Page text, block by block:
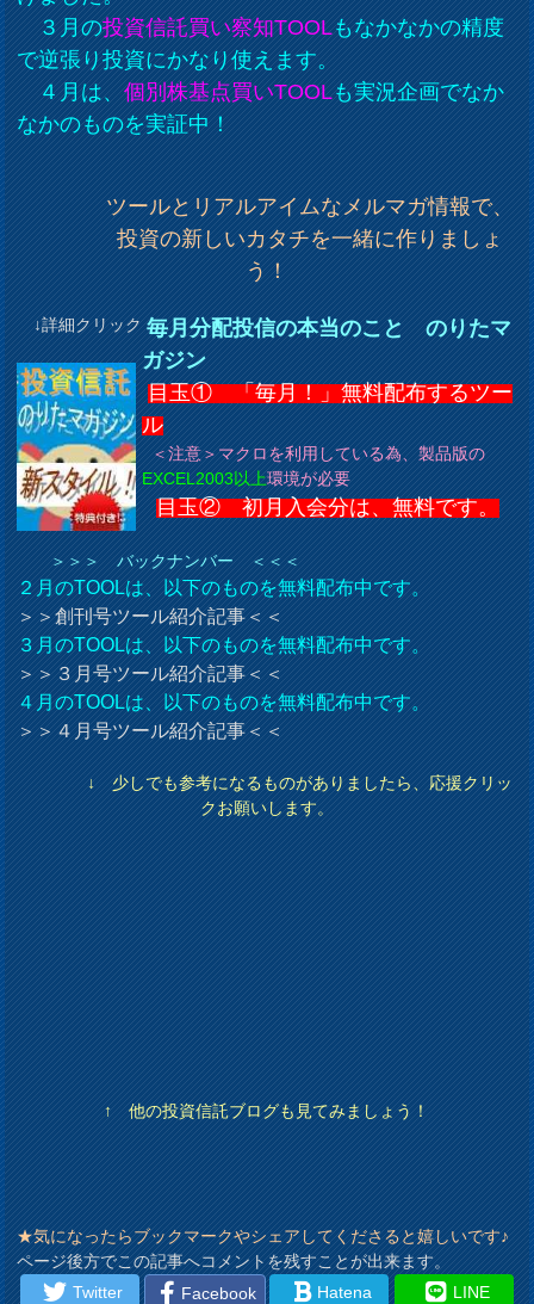
３月の投資信託買い察知TOOLもなかなかの精度
で逆張り投資にかなり使えます。
４月は、個別株基点買いTOOLも実況企画でなか
なかのものを実証中！
ツールとリアルアイムなメルマガ情報で、
投資の新しいカタチを一緒に作りましょ
う！
↓詳細クリック 毎月分配投信の本当のこと のりたマ
ガジン
目玉① 「毎月！」無料配布するツー
ル
＜注意＞マクロを利用している為、製品版の
EXCEL2003以上環境が必要
目玉② 初月入会分は、無料です。
＞＞＞ バックナンバー ＜＜＜
２月のTOOLは、以下のものを無料配布中です。
＞＞創刊号ツール紹介記事＜＜
３月のTOOLは、以下のものを無料配布中です。
＞＞３月号ツール紹介記事＜＜
４月のTOOLは、以下のものを無料配布中です。
＞＞４月号ツール紹介記事＜＜
↓ 少しでも参考になるものがありましたら、応援クリッ
クお願いします。
↑ 他の投資信託ブログも見てみましょう！
★気になったらブックマークやシェアしてくださると嬉しいです♪
ページ後方でこの記事へコメントを残すことが出来ます。
Twitter
Facebook Hatena LINE